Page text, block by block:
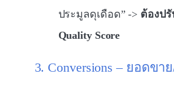
ประมูลดุเดือด” -> ต้องปรั
Quality Score
3. Conversions – ยอดขา